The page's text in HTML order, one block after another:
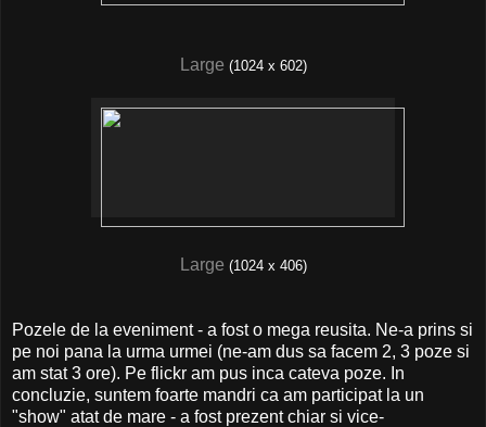
Large (1024 x 602)
Large (1024 x 406)
Pozele de la eveniment - a fost o mega reusita. Ne-a prins si
pe noi pana la urma urmei (ne-am dus sa facem 2, 3 poze si
am stat 3 ore). Pe flickr am pus inca cateva poze. In
concluzie, suntem foarte mandri ca am participat la un
"show" atat de mare - a fost prezent chiar si vice-